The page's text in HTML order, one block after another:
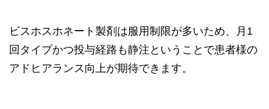
ビスホスホネート製剤は服用制限が多いため、月1
回タイプかつ投与経路も静注ということで患者様の
アドヒアランス向上が期待できます。